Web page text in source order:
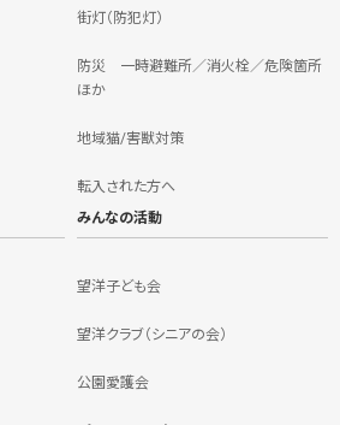
街灯（防犯灯）
防災 一時避難所／消火栓／危険箇所
ほか
地域猫/害獣対策
転入された方へ
みんなの活動
望洋子ども会
望洋クラブ（シニアの会）
公園愛護会